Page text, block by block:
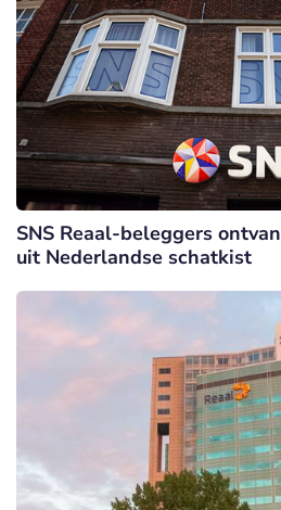
SNS Reaal-beleggers
uit Nederlandse schatkist